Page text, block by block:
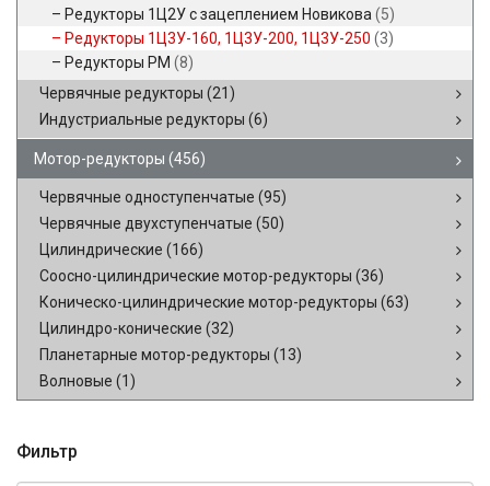
Редукторы 1Ц2У с зацеплением Новикова (5)
Редукторы 1Ц3У-160, 1Ц3У-200, 1Ц3У-250 (3)
Редукторы РМ (8)
Червячные редукторы (21)
Индустриальные редукторы (6)
Мотор-редукторы (456)
Червячные одноступенчатые (95)
Червячные двухступенчатые (50)
Цилиндрические (166)
Соосно-цилиндрические мотор-редукторы (36)
Коническо-цилиндрические мотор-редукторы (63)
Цилиндро-конические (32)
Планетарные мотор-редукторы (13)
Волновые (1)
Фильтр